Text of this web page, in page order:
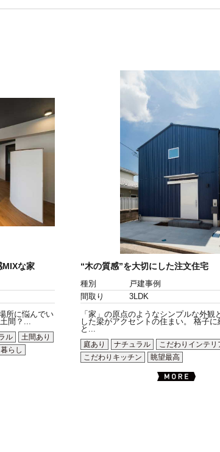
MIXな家
所に悩んでい
間？...
ル
土間あり
らし
“木の質感”を大切にした注文住宅
種別
戸建事例
間取り
3LDK
「家」の原点のようなシンプルな外観
した梁がアクセントの住まい。 格子に
と...
庭あり
ナチュラル
こだわりインテリ
こだわりキッチン
眺望最高